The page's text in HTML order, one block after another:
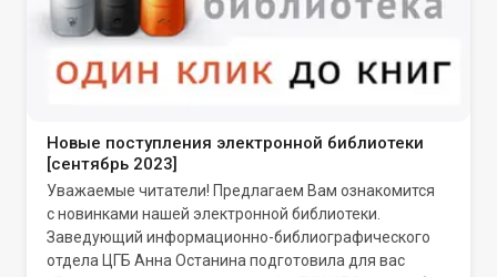
Новые поступления электронной библиотеки
[сентябрь 2023]
Уважаемые читатели! Предлагаем Вам ознакомится
с новинками нашей электронной библиотеки.
Заведующий информационно-библиографического
отдела ЦГБ Анна Останина подготовила для вас